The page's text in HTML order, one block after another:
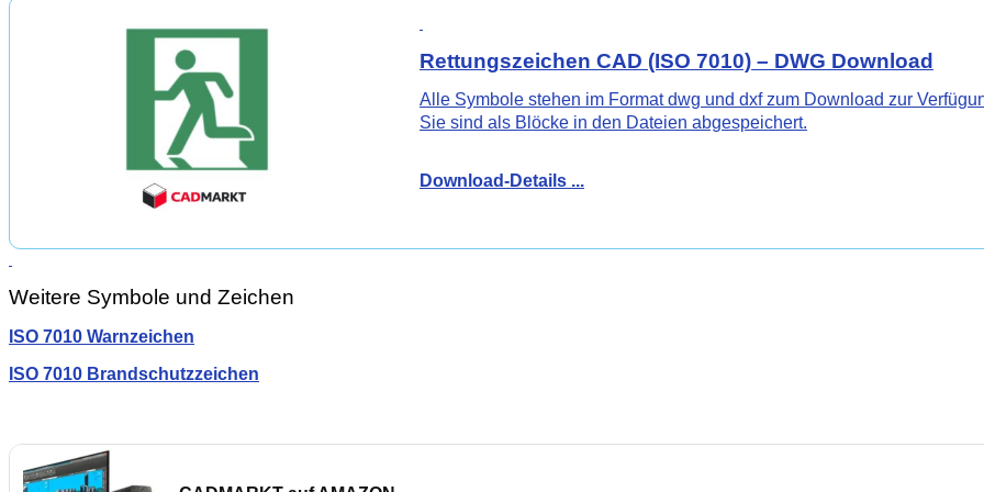
Rettungszeichen CAD (ISO 7010) – DWG Download
Alle Symbole stehen im Format dwg und dxf zum Download zur
Sie sind als Blöcke in den Dateien abgespeichert.
Download-Details ...
Weitere Symbole und Zeichen
ISO 7010 Warnzeichen
ISO 7010 Brandschutzzeichen